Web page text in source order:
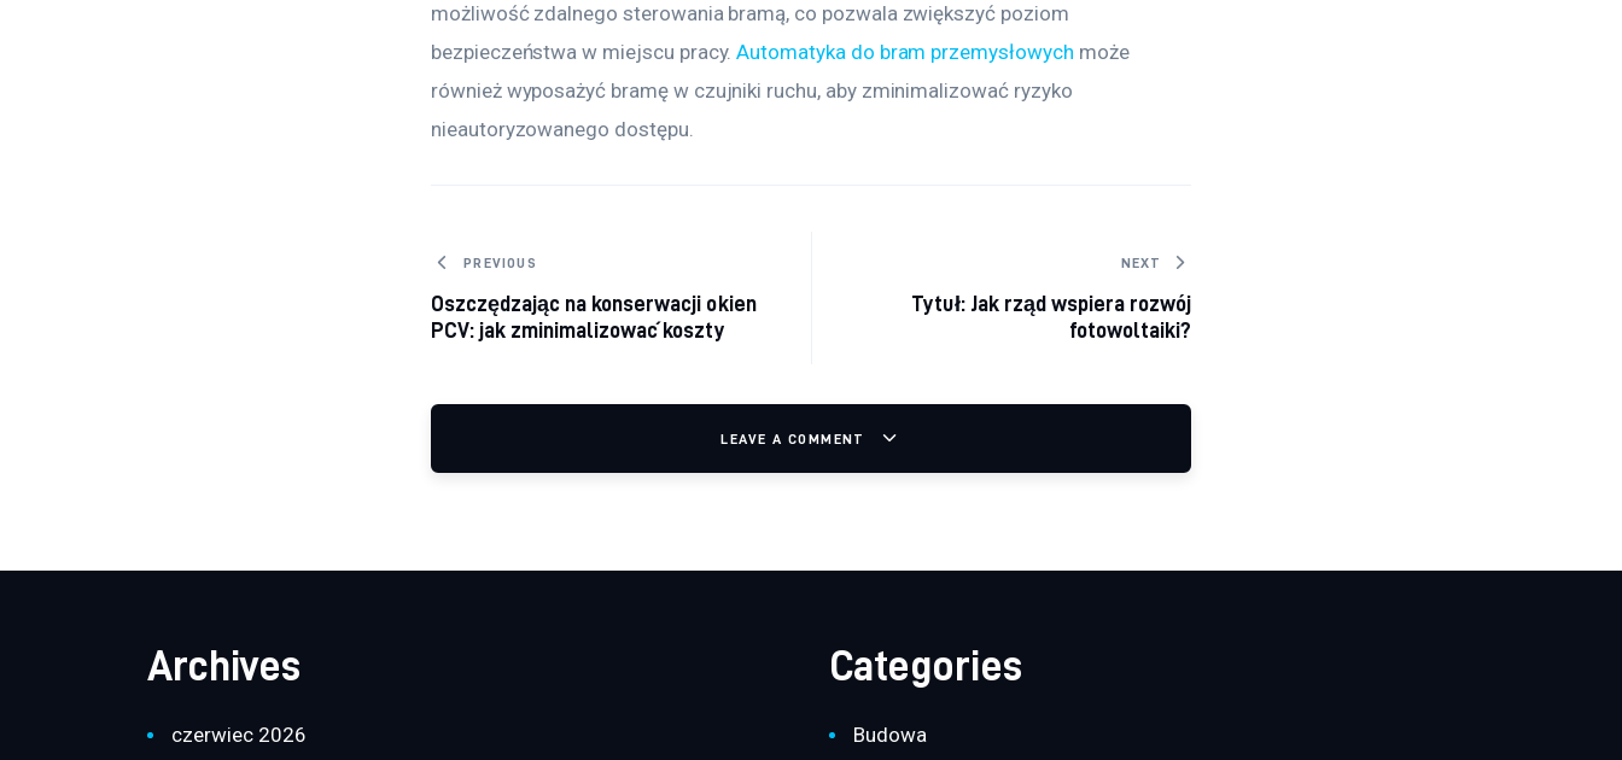
możliwość zdalnego sterowania bramą, co pozwala zwiększyć poziom
bezpieczeństwa w miejscu pracy. Automatyka do bram przemysłowych może
również wyposażyć bramę w czujniki ruchu, aby zminimalizować ryzyko
nieautoryzowanego dostępu.
Nawigacja wpisu
PREVIOUS
Oszczędzając na konserwacji okien
PCV: jak zminimalizować koszty
NEXT
Tytuł: Jak rząd wspiera rozwój
fotowoltaiki?
LEAVE A COMMENT
Archives
czerwiec 2026
Categories
Budowa